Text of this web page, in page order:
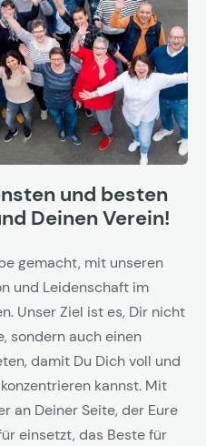
und besten
Deinen Verein!
gemacht, mit unseren
und Leidenschaft im
Unser Ziel ist es, Dir nicht
sondern auch einen
damit Du Dich voll und
kannst. Mit
an Deiner Seite, der Eure
einsetzt, das Beste für